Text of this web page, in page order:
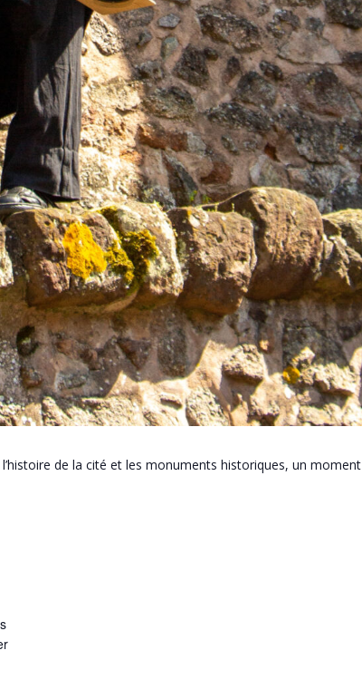
de la cité et les monuments historiques, un moment